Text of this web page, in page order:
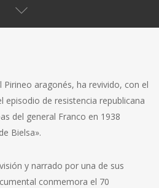
Pirineo aragonés, ha revivido, con el
episodio de resistencia republicana
del general Franco en 1938
Bielsa».
y narrado por una de sus
conmemora el 70